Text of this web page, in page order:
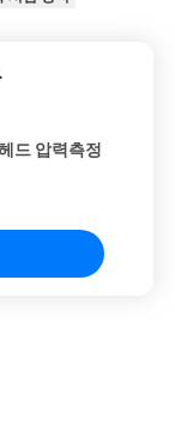
드 압력측정